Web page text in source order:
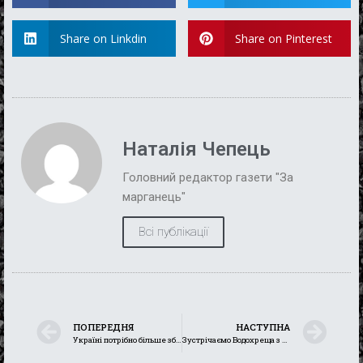
Share on Linkdin Share on Pinterest
Наталія Чепець
Головний редактор газети "За
марганець"
Всі публікації
ПОПЕРЕДНЯ
Україні потрібно більше зброї, щоб припинити терор з боку росії
НАСТУПНА
Зустрічаємо Водохреща з вірою в Перемогу і без купальних обрядів